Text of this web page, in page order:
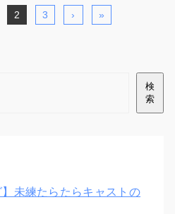
2 3 › »
検
索
】未練たらたらキャストの